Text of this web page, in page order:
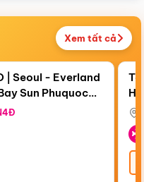
Xem tất cả
Điểm nổi bật
| Seoul - Everland
Sun Phuquoc